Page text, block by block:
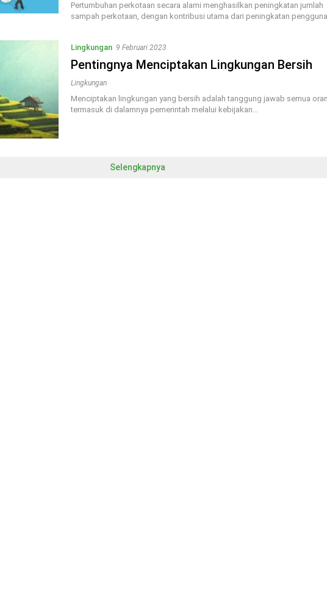
Pertumbuhan perkotaan secara alami menghasilkan peningkatan jumlah
sampah perkotaan, dengan kontribusi utama dari peningkatan
Lingkungan 9 Februari 2023
Pentingnya Menciptakan Lingkungan Bersih
Lingkungan
Menciptakan lingkungan yang bersih adalah tanggung jawab semua
termasuk di dalamnya pemerintah melalui kebijakan…
Selengkapnya